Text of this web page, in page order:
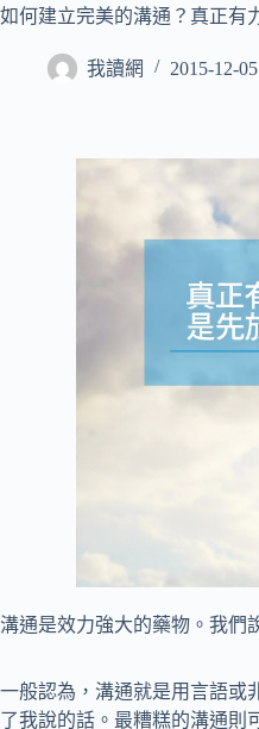
如何建立完美的溝通？真正有
我讀網 2015-12-05
溝通是效力強大的藥物。我們
一般認為，溝通就是用言語或
了我說的話。最糟糕的溝通則